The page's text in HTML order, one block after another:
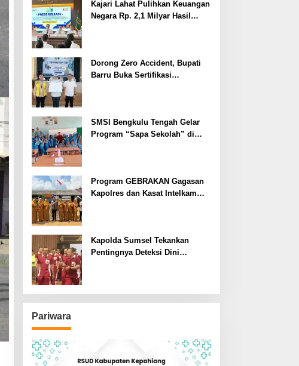
Kajari Lahat Pulihkan Keuangan
Negara Rp. 2,1 Milyar Hasil
Dorong Zero Accident, Bupati
Barru Buka Sertifikasi
SMSI Bengkulu Tengah Gelar
Program “Sapa Sekolah” di
Program GEBRAKAN Gagasan
Kapolres dan Kasat Intelkam
Kapolda Sumsel Tekankan
Pentingnya Deteksi Dini
Pariwara